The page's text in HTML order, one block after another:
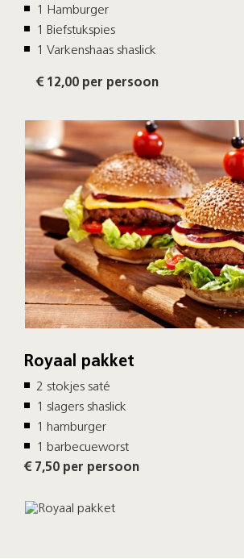
1 Hamburger
1 Biefstukspies
1 Varkenshaas shaslick
€ 12,00 per persoon
Royaal pakket
2 stokjes saté
1 slagers shaslick
1 hamburger
1 barbecueworst
€ 7,50 per persoon